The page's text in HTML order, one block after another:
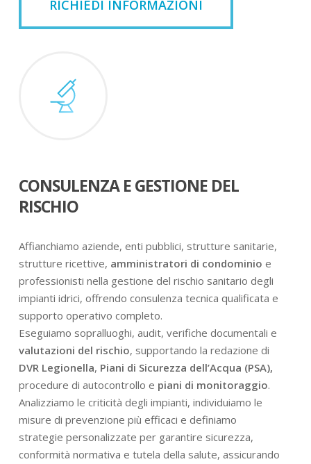
RICHIEDI INFORMAZIONI
CONSULENZA E GESTIONE DEL
RISCHIO
Affianchiamo aziende, enti pubblici, strutture sanitarie,
strutture ricettive, amministratori di condominio e
professionisti nella gestione del rischio sanitario degli
impianti idrici, offrendo consulenza tecnica qualificata e
supporto operativo completo.
Eseguiamo sopralluoghi, audit, verifiche documentali e
valutazioni del rischio, supportando la redazione di
DVR Legionella, Piani di Sicurezza dell’Acqua (PSA),
procedure di autocontrollo e piani di monitoraggio.
Analizziamo le criticità degli impianti, individuiamo le
misure di prevenzione più efficaci e definiamo
strategie personalizzate per garantire sicurezza,
conformità normativa e tutela della salute, assicurando